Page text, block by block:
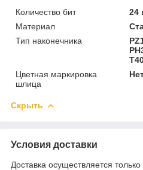
Количество бит
24
Материал
Тип наконечника
Цветная маркировка
шлица
Скрыть
Условия доставки
Доставка осуществляется